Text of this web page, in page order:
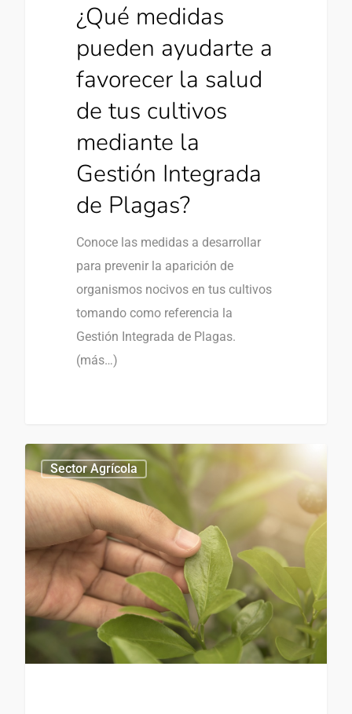
¿Qué medidas
pueden ayudarte a
favorecer la salud
de tus cultivos
mediante la
Gestión Integrada
de Plagas?
Conoce las medidas a desarrollar
para prevenir la aparición de
organismos nocivos en tus cultivos
tomando como referencia la
Gestión Integrada de Plagas.
(más…)
Sector Agrícola